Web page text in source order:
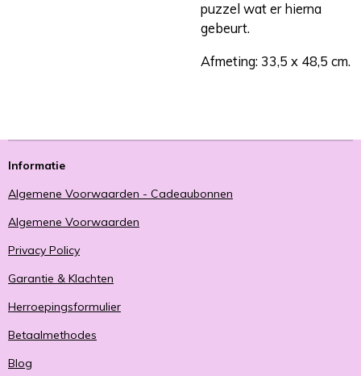
puzzel wat er hierna
gebeurt.
Afmeting: 33,5 x 48,5 cm.
Informatie
Algemene Voorwaarden - Cadeaubonnen
Algemene Voorwaarden
Privacy Policy
Garantie & Klachten
Herroepingsformulier
Betaalmethodes
Blog